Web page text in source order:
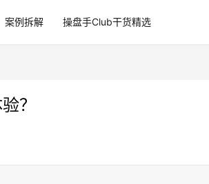
案例拆解 操盘手Club干货精选
？